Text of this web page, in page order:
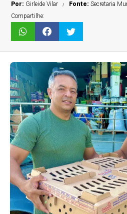
Por: Girleide Vilar Fonte:Secretaria
Compartilhe: